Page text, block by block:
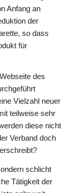
Anfang an
der
so dass
für
des
Vielzahl neuer
teilweise sehr
diese nicht
Verband doch
schlicht
Tätigkeit der